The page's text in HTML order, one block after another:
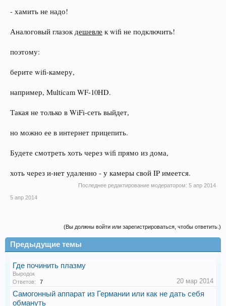
- хамить не надо!
Аналоговый глазокдешевле к wifi не подключить!
поэтому:
берите wifi-камеру,
например, Multicam WF-10HD.
Такая не только в WiFi-сеть выйдет,
но можно ее в интернет прицепить.
Будете смотреть хоть через wifi прямо из дома,
хоть через и-нет удаленно - у камеры свой IP имеется.
Последнее редактирование модератором: 5 апр 2014
5 апр 2014
(Вы должны войти или зарегистрироваться, чтобы ответить.)
Предыдущие темы
Где починить плазму
Выродок
Ответов:
7 20 мар 2014
Самогонный аппарат из Германии или как не дать себя
обмануть